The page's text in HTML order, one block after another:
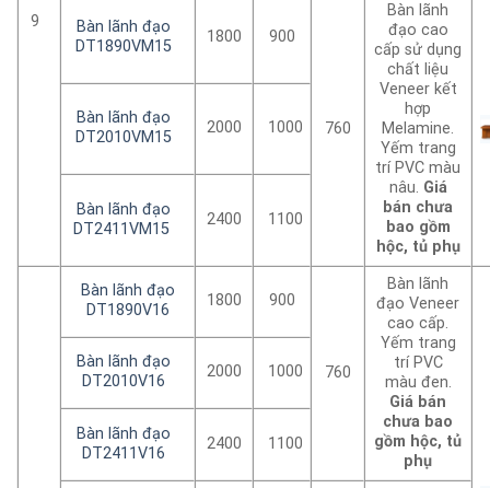
9
Bàn lãnh đạo
DT1890VM15
1800 900
760
Bàn lãnh
đạo cao
cấp sử dụng
chất liệu
Veneer kết
hợp
Melamine.
Yếm trang
trí PVC màu
nâu. Giá
bán chưa
bao gồm
hộc, tủ phụ
Bàn lãnh đạo
DT2010VM15
2000 1000
Bàn lãnh đạo
DT2411VM15
2400 1100
Bàn lãnh đạo
DT1890V16
1800 900
760
Bàn lãnh
đạo Veneer
cao cấp.
Yếm trang
trí PVC
màu đen.
Giá bán
chưa bao
gồm hộc, tủ
phụ
Bàn lãnh đạo
DT2010V16
2000 1000
Bàn lãnh đạo
DT2411V16
2400 1100